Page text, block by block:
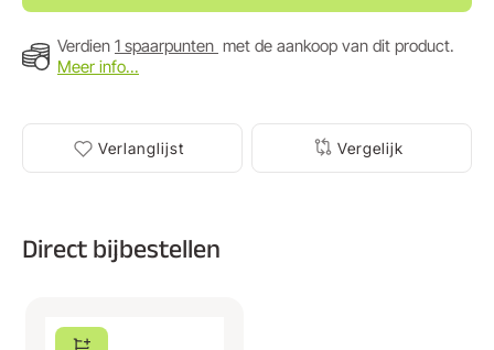
Verdien 1 spaarpunten met de aankoop van dit product.
Meer info...
Verlanglijst Vergelijk
Direct bijbestellen